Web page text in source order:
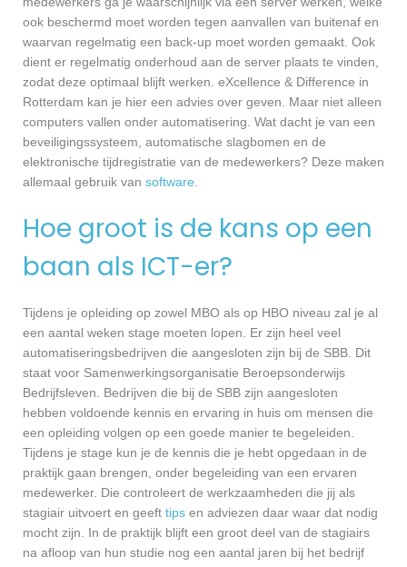
ook beschermd moet worden tegen aanvallen van buitenaf en
waarvan regelmatig een back-up moet worden gemaakt. Ook
dient er regelmatig onderhoud aan de server plaats te vinden,
zodat deze optimaal blijft werken. eXcellence & Difference in
Rotterdam kan je hier een advies over geven. Maar niet alleen
computers vallen onder automatisering. Wat dacht je van een
beveiligingssysteem, automatische slagbomen en de
elektronische tijdregistratie van de medewerkers? Deze maken
allemaal gebruik van software
Hoe groot is de kans op een
baan als ICT-er?
Tijdens je opleiding op zowel MBO als op HBO niveau zal je al
een aantal weken stage moeten lopen. Er zijn heel veel
automatiseringsbedrijven die aangesloten zijn bij de SBB. Dit
staat voor Samenwerkingsorganisatie Beroepsonderwijs
Bedrijfsleven. Bedrijven die bij de SBB zijn aangesloten
hebben voldoende kennis en ervaring in huis om mensen die
een opleiding volgen op een goede manier te begeleiden.
Tijdens je stage kun je de kennis die je hebt opgedaan in de
praktijk gaan brengen, onder begeleiding van een ervaren
medewerker. Die controleert de werkzaamheden die jij als
stagiair uitvoert en geeft tips en adviezen daar waar dat nodig
mocht zijn. In de praktijk blijft een groot deel van de stagiairs
na afloop van hun studie nog een aantal jaren bij het bedrijf